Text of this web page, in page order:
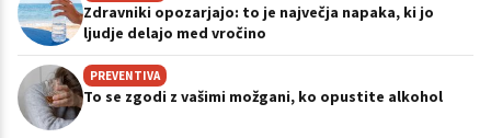
Zdravniki opozarjajo: to je največja napaka, ki jo
ljudje delajo med vročino
PREVENTIVA
To se zgodi z vašimi možgani, ko opustite alkohol